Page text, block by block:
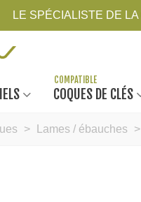
LE SPÉCIALISTE DE
COQUES DE CLÉS
> Lames / ébauches >